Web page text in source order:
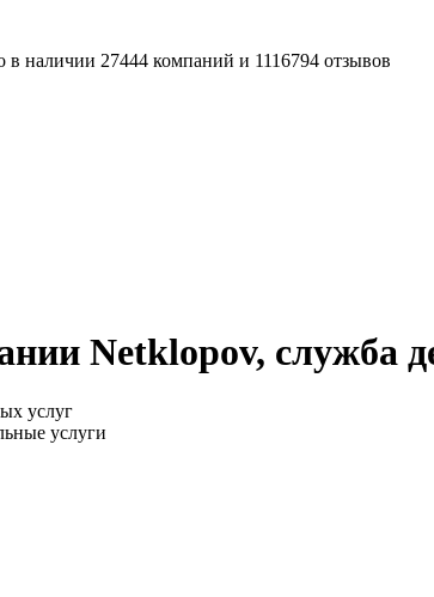
в наличии 27444 компаний и 1116794 отзывов
Netklopov, служба
услуг
услуги